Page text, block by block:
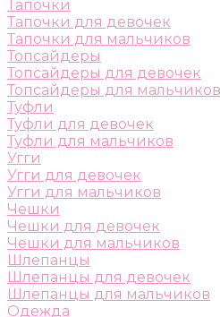
Тапочки
Тапочки для девочек
Тапочки для мальчиков
Топсайдеры
Топсайдеры для девочек
Топсайдеры для мальчиков
Туфли
Туфли для девочек
Туфли для мальчиков
Угги
Угги для девочек
Угги для мальчиков
Чешки
Чешки для девочек
Чешки для мальчиков
Шлепанцы
Шлепанцы для девочек
Шлепанцы для мальчиков
Одежда